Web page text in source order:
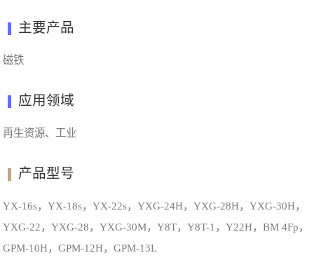
主要产品
磁铁
应用领域
再生资源、工业
产品型号
YX-16s，YX-18s，YX-22s，YXG-24H，YXG-28H，YXG-30H，
YXG-22，YXG-28，YXG-30M，Y8T，Y8T-1，Y22H，BM 4Fp，
GPM-10H，GPM-12H，GPM-13L